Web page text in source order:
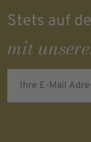
Stets auf
mit